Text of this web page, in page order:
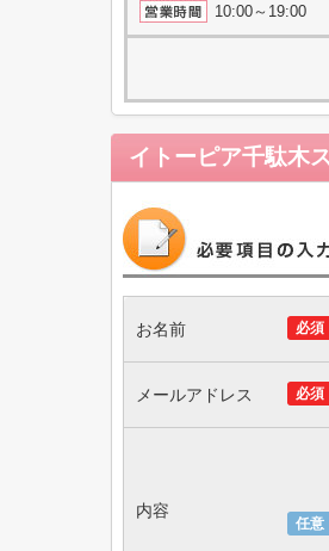
10:00～19:00
イトーピア千駄木
必須
お名前
必須
メールアドレス
任意
内容